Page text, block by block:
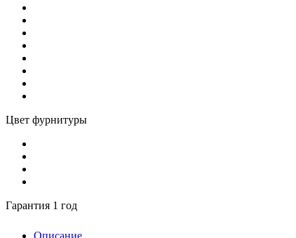
Цвет фурнитуры
Гарантия 1 год
Описание